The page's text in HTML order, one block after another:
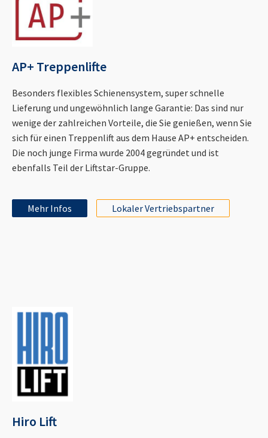
AP+ Treppenlifte
Besonders flexibles Schienensystem, super schnelle
Lieferung und ungewöhnlich lange Garantie: Das sind nur
wenige der zahlreichen Vorteile, die Sie genießen, wenn Sie
sich für einen Treppenlift aus dem Hause AP+ entscheiden.
Die noch junge Firma wurde 2004 gegründet und ist
ebenfalls Teil der Liftstar-Gruppe.
Mehr Infos Lokaler Vertriebspartner
Hiro Lift